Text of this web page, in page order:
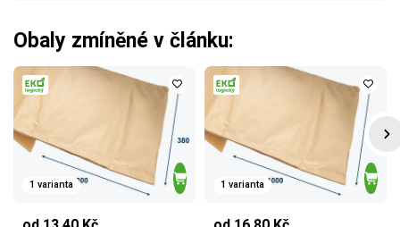
Obaly zmíněné v článku:
1 varianta 1 varianta